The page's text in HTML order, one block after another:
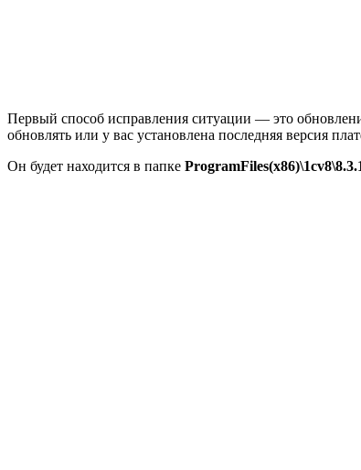
Первый способ исправления ситуации — это
обновлять или у вас установлена последняя версия
Он будет находится в папке